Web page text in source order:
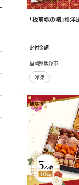
「板前魂の曙」和
寄付金額
福岡県飯塚市
冷凍